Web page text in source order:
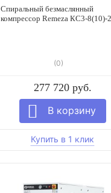
Спиральный безмаслянный
компрессор Remeza КС3-8(10)-
(0)
277 720 руб.